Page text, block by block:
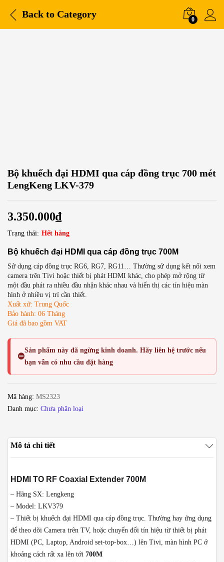
Back to Category 0
Bộ khuếch đại HDMI qua cáp đồng trục 700 mét
LengKeng LKV-379
3.350.000₫
Trạng thái: Hết hàng
Bộ khuếch đại HDMI qua cáp đồng trục 700M
Sử dụng cáp đồng trục RG6, RG7, RG11… Thường sử dụng kết nối xem
camera trên Tivi hoặc thiết bị phát HDMI khác, cho phép mở rộng từ
một đầu phát ra nhiều đầu nhận khác nhau và hiển thị các tín hiệu màn
hình ở nhiều vị trí cần thiết.
Xuất xứ: Trung Quốc
Bảo hành: 06 Tháng
Giá đã bao gồm VAT
⛔
Sản phẩm này đã ngừng kinh doanh. Hãy liên hệ trước nếu
bạn vẫn có nhu cầu đặt hàng
Mã hàng: MS2323
Danh mục: Chưa phân loại
Mô tả chi tiết
HDMI TO RF Coaxial Extender 700M
– Hãng SX: Lengkeng
– Model: LKV379
– Thiết bị khuếch đại HDMI qua cáp đồng trục. Thường hay ứng dụng
để theo dõi Camera trên TV, hoặc chuyển đổi tín hiệu từ thiết bị phát
HDMI (PC, Laptop, Android set-top-box…) lên Tivi, màn hình PC ở
khoảng cách rất xa lên tới 700M